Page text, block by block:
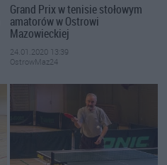
Grand Prix w tenisie stołowym
amatorów w Ostrowi
Mazowieckiej
24.01.2020 13:39
OstrowMaz24